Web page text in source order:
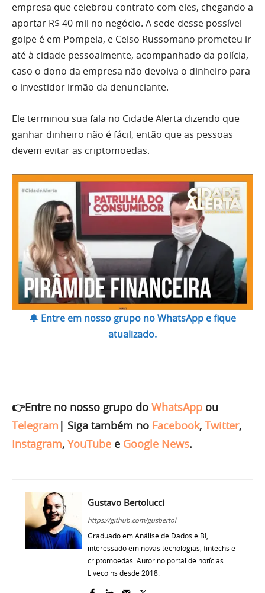
empresa que celebrou contrato com eles, chegando a
aportar R$ 40 mil no negócio. A sede desse possível
golpe é em Pompeia, e Celso Russomano prometeu ir
até à cidade pessoalmente, acompanhado da polícia,
caso o dono da empresa não devolva o dinheiro para
o investidor irmão da denunciante.
Ele terminou sua fala no Cidade Alerta dizendo que
ganhar dinheiro não é fácil, então que as pessoas
devem evitar as criptomoedas.
🔔 Entre em nosso grupo no WhatsApp e fique
atualizado.
👉Entre no nosso grupo do WhatsApp ou
Telegram | Siga também no Facebook, Twitter,
Instagram, YouTube e Google News.
Gustavo Bertolucci
https://github.com/gusbertol
Graduado em Análise de Dados e BI,
interessado em novas tecnologias, fintechs e
criptomoedas. Autor no portal de notícias
Livecoins desde 2018.